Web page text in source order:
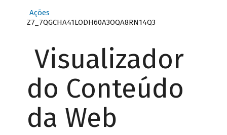
Ações
Z7_7QGCHA41LODH60A3OQA8RN14Q3
Visualizador
do Conteúdo
da Web